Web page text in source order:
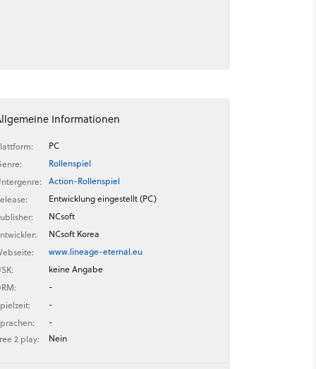
Informationen
PC
Rollenspiel
Action-Rollenspiel
Entwicklung eingestellt (PC)
NCsoft
NCsoft Korea
www.lineage-eternal.eu
keine Angabe
-
-
-
2 play:
Nein